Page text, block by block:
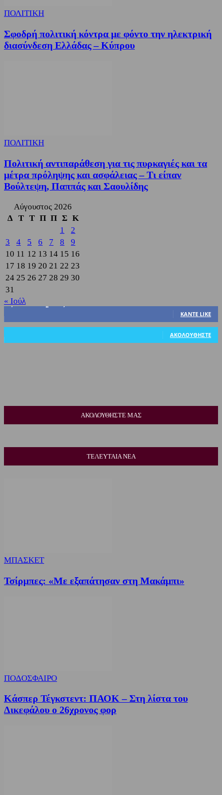
ΠΟΛΙΤΙΚΗ
Σφοδρή πολιτική κόντρα με φόντο την ηλεκτρική
διασύνδεση Ελλάδας – Κύπρου
ΠΟΛΙΤΙΚΗ
Πολιτική αντιπαράθεση για τις πυρκαγιές και τα
μέτρα πρόληψης και ασφάλειας – Τι είπαν
Βούλτεψη, Παππάς και Σαουλίδης
Αύγουστος 2026
Δ
Τ Τ Π Π Σ Κ
1
2
3
4 5 6 7 8
9
10 11 12 13 14 15 16
17 18 19 20 21 22 23
24 25 26 27 28 29 30
31
« Ιούλ
3,822
ΚΆΝΤΕ LIKE
ΑΚΟΛΟΥΘΉΣΤΕ
ΑΚΟΛΟΥΘΗΣΤΕ ΜΑΣ
ΤΕΛΕΥΤΑΙΑ ΝΕΑ
ΜΠΑΣΚΕΤ
Τσίρμπες: «Με εξαπάτησαν στη Μακάμπι»
ΠΟΔΟΣΦΑΙΡΟ
Κάσπερ Τέγκστεντ: ΠΑΟΚ – Στη λίστα του
Δικεφάλου ο 26χρονος φορ